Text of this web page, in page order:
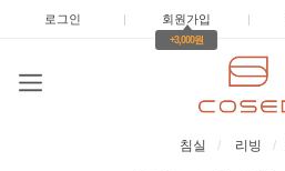
로그인 | 회원가입 |
+3,000원
침실 리빙